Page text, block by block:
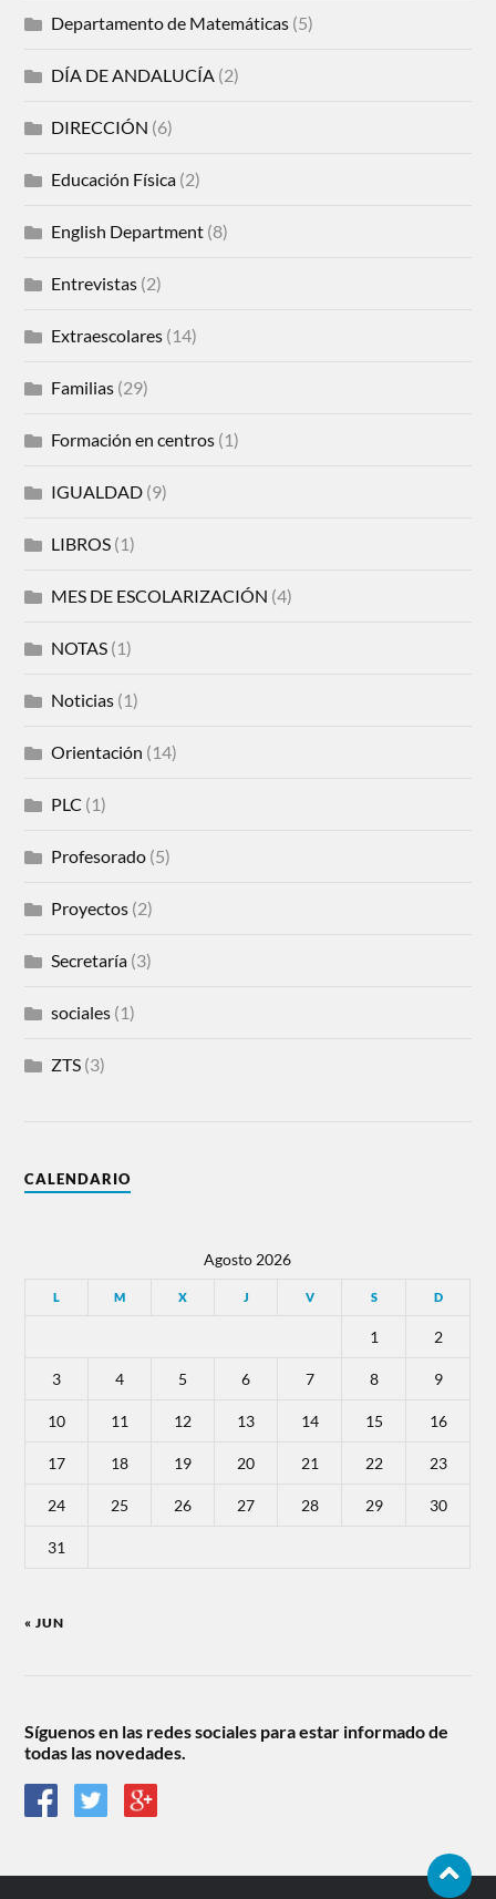
Departamento de Matemáticas (5)
DÍA DE ANDALUCÍA (2)
DIRECCIÓN (6)
Educación Física (2)
English Department (8)
Entrevistas (2)
Extraescolares (14)
Familias (29)
Formación en centros (1)
IGUALDAD (9)
LIBROS (1)
MES DE ESCOLARIZACIÓN (4)
NOTAS (1)
Noticias (1)
Orientación (14)
PLC (1)
Profesorado (5)
Proyectos (2)
Secretaría (3)
sociales (1)
ZTS (3)
CALENDARIO
Agosto 2026
L M X J V S D
1 2
3 4 5 6 7 8 9
10 11 12 13 14 15 16
17 18 19 20 21 22 23
24 25 26 27 28 29 30
31
« JUN
Síguenos en las redes sociales para estar informado de
todas las novedades.